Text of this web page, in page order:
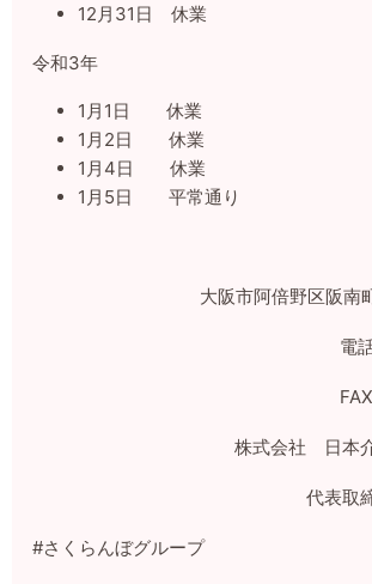
12月31日 休業
令和3年
1月1日 休業
1月2日 休業
1月4日 休業
1月5日 平常通り
大阪市阿倍野区阪南
電
株式会社 日本
代表
#さくらんぼグループ